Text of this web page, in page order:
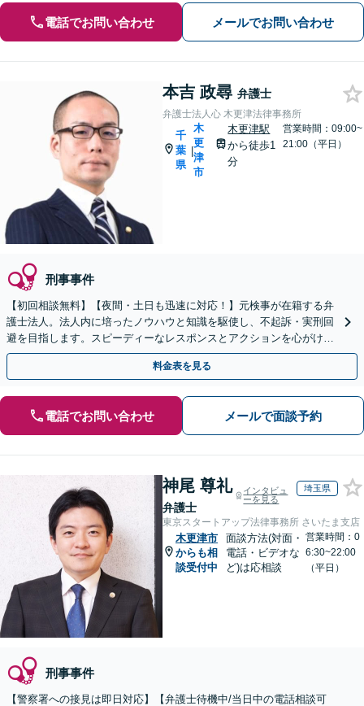
電話でお問い合わせ メールでお問い合わせ
本吉 政尋 弁護士
弁護士法人心 木更津法律事務所
千
葉
県
|
木
更
津
市
木更津駅
から徒歩1
分
営業時間：09:00~
21:00（平日）
刑事事件
【初回相談無料】【夜間・土日も迅速に対応！】元検事が在籍する弁
護士法人。法人内に培ったノウハウと知識を駆使し、不起訴・実刑回
避を目指します。スピーディーなレスポンスとアクションを心がけ、
最善の解決を目指します【電話相談可】
料金表を見る
電話でお問い合わせ メールで面談予約
神尾 尊礼
弁護士
インタビュ
ーを見る
埼玉県
東京スタートアップ法律事務所 さいたま支店
木更津市
からも相
談受付中
面談方法(対面・
電話・ビデオな
ど)は応相談
営業時間：0
6:30~22:00
（平日）
刑事事件
【警察署への接見は即日対応】【弁護士待機中/当日中の電話相談可